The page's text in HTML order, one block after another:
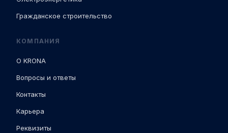
Гражданское строительство
КОМПАНИЯ
О KRONA
Вопросы и ответы
Контакты
Карьера
Реквизиты